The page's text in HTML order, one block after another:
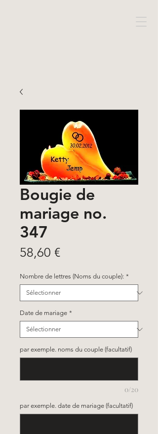
Bougie de
mariage no.
347
58,60 €Prix
Nombre de lettres (Noms du couple): *
Date de mariage *
par exemple. noms du couple (facultatif)
0/20
par exemple. date de mariage (facultatif)